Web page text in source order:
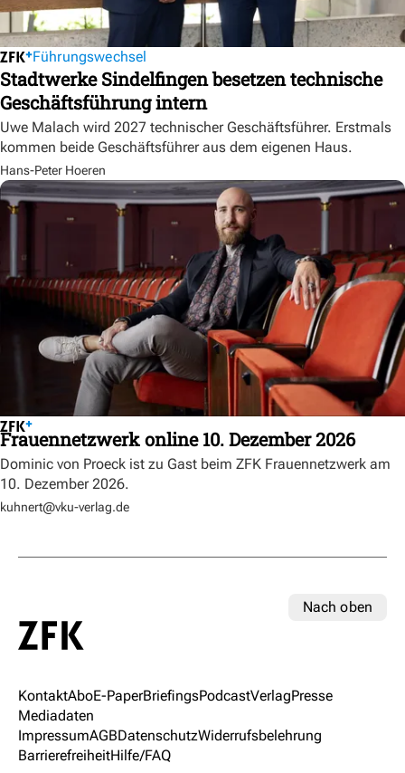
Führungswechsel
Stadtwerke Sindelfingen besetzen technische
Geschäftsführung intern
Uwe Malach wird 2027 technischer Geschäftsführer. Erstmals
kommen beide Geschäftsführer aus dem eigenen Haus.
Hans-Peter Hoeren
Frauennetzwerk online 10. Dezember 2026
Dominic von Proeck ist zu Gast beim ZFK Frauennetzwerk am
10. Dezember 2026.
kuhnert@vku-verlag.de
Nach oben
KontaktAboE-PaperBriefingsPodcastVerlagPresse
Mediadaten
ImpressumAGBDatenschutzWiderrufsbelehrung
BarrierefreiheitHilfe/FAQ